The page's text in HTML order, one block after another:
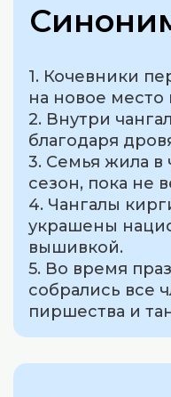
1. Кочевники
на новое место
2. Внутри
благодаря
3. Семья жила в
сезон, пока не
4. Чангалы
украшены
вышивкой.
5. Во время
собрались все
пиршества и